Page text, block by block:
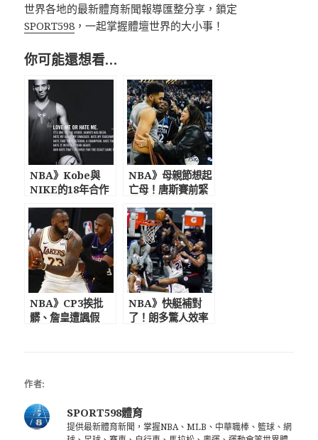
世界各地的最新體育新聞報導匯整分享，鎖定
SPORT598 ，一起掌握體壇世界的大小事！
你可能還想看…
NBA》Kobe與
NIKE的18年合作
妮莎拒絕續約!
NBA》母親節想起
亡母！唐斯賽前緊
向全天下的母親致
敬
NBA》CP3挨批
髒、詹皇遭諷假
NBA》快艇補對
了！朗多驚人效率
作者:
SPORT598體育
提供最新體育新聞，掌握NBA、MLB、中華職棒、籃球、網